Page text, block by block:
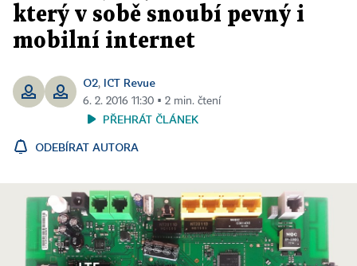
který v sobě snoubí pevný i
mobilní internet
O2, ICT Revue
6. 2. 2016 11:30 ▪ 2 min. čtení
PŘEHRÁT ČLÁNEK
ODEBÍRAT AUTORA